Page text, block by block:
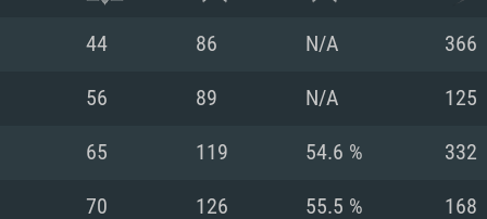
44 86 N/A 366
56 89 N/A 125
65 119 54.6 % 332
70 126 55.5 % 168